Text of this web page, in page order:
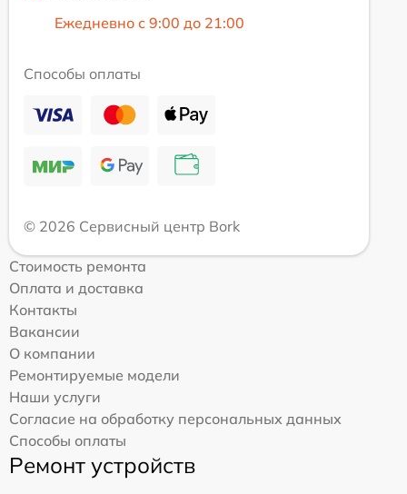
Ежедневно с 9:00 до 21:00
Способы оплаты
© 2026 Сервисный центр Bork
Стоимость ремонта
Оплата и доставка
Контакты
Вакансии
О компании
Ремонтируемые модели
Наши услуги
Согласие на обработку персональных данных
Способы оплаты
Ремонт устройств